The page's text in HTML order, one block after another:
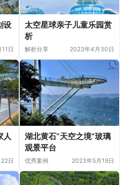
设
日
太空星球亲子儿童乐园赏
析
解析分享 2023年4月30日
人
日
湖北黄石“天空之境”玻璃
观景平台
优秀案例 2023年5月19日